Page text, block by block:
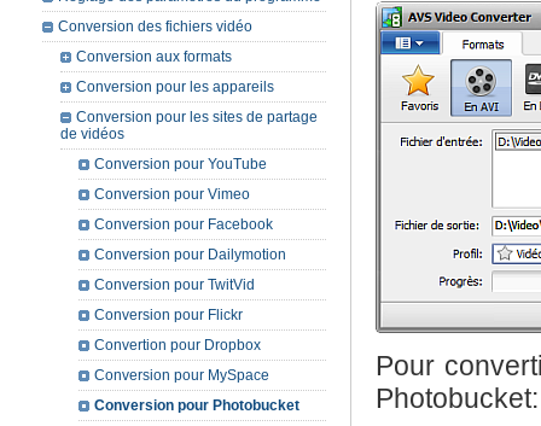
Pour
Photobucket:
Conversion des fichiers vidéo
Conversion aux formats
Conversion pour les appareils
Conversion pour les sites de partage
de vidéos
Conversion pour YouTube
Conversion pour Vimeo
Conversion pour Facebook
Conversion pour Dailymotion
Conversion pour TwitVid
Conversion pour Flickr
Convertion pour Dropbox
Conversion pour MySpace
Conversion pour Photobucket